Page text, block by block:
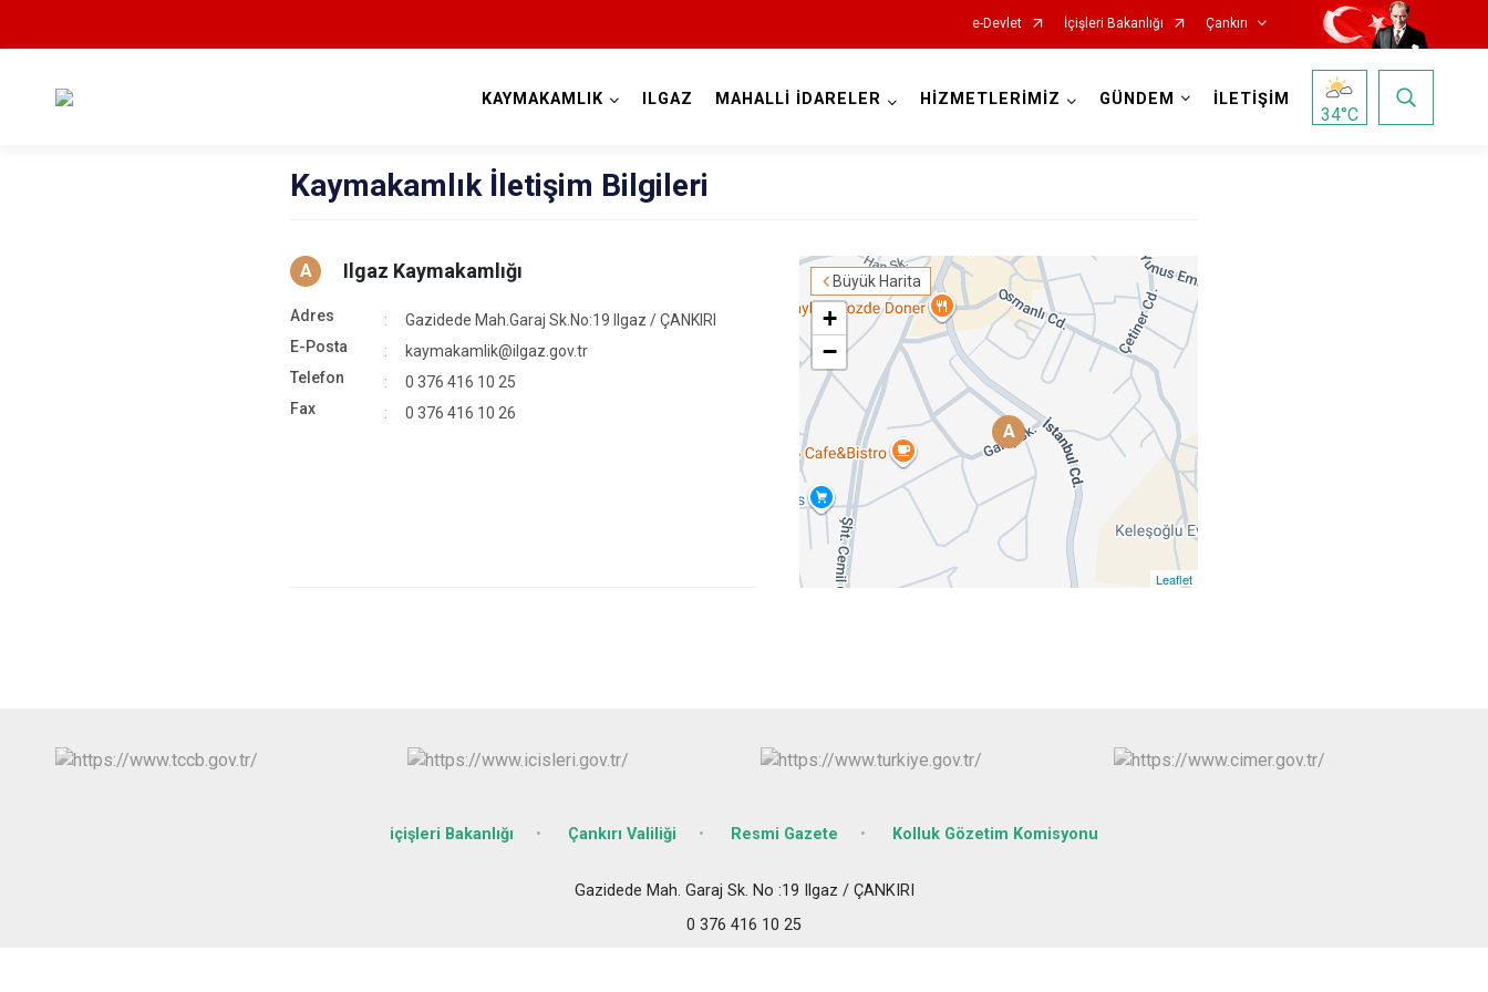
e-Devlet İçişleri Bakanlığı Çankırı
Atkaracalar
Bayramören
Çerkeş
Eldivan
Ilgaz
Korgun
Kurşunlu
Orta
Şabanözü
Yapraklı
KAYMAKAMLIK ILGAZ MAHALLİ İDARELER HİZMETLERİMİZ GÜNDEM İLETİŞİM
34°C
Kaymakamlık İletişim Bilgileri
Büyük Harita
A
+
−
Leaflet
A Ilgaz Kaymakamlığı
Adres
Gazidede Mah.Garaj Sk.No:19 Ilgaz / ÇANKIRI
E-Posta
kaymakamlik@ilgaz.gov.tr
Telefon
0 376 416 10 25
Fax
0 376 416 10 26
içişleri Bakanlığı Çankırı Valiliği Resmi Gazete Kolluk Gözetim Komisyonu
Gazidede Mah. Garaj Sk. No :19 Ilgaz / ÇANKIRI
0 376 416 10 25